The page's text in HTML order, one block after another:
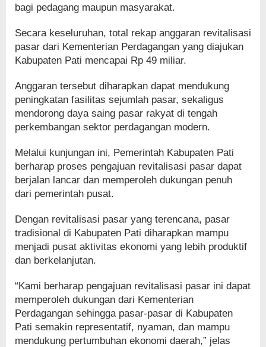
bagi pedagang maupun masyarakat.
Secara keseluruhan, total rekap anggaran revitalisasi
pasar dari Kementerian Perdagangan yang diajukan
Kabupaten Pati mencapai Rp 49 miliar.
Anggaran tersebut diharapkan dapat mendukung
peningkatan fasilitas sejumlah pasar, sekaligus
mendorong daya saing pasar rakyat di tengah
perkembangan sektor perdagangan modern.
Melalui kunjungan ini, Pemerintah Kabupaten Pati
berharap proses pengajuan revitalisasi pasar dapat
berjalan lancar dan memperoleh dukungan penuh
dari pemerintah pusat.
Dengan revitalisasi pasar yang terencana, pasar
tradisional di Kabupaten Pati diharapkan mampu
menjadi pusat aktivitas ekonomi yang lebih produktif
dan berkelanjutan.
“Kami berharap pengajuan revitalisasi pasar ini dapat
memperoleh dukungan dari Kementerian
Perdagangan sehingga pasar-pasar di Kabupaten
Pati semakin representatif, nyaman, dan mampu
mendukung pertumbuhan ekonomi daerah,” jelas